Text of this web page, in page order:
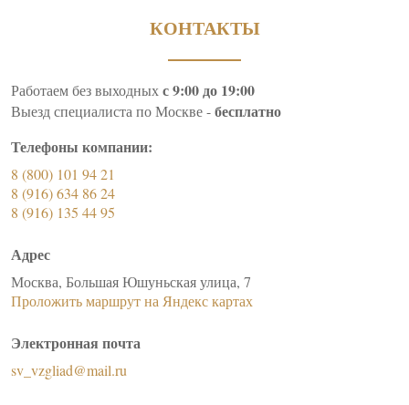
КОНТАКТЫ
Работаем без выходныхс 9:00 до 19:00
Выезд специалиста по Москве -бесплатно
Телефоны компании:
8 (800) 101 94 21
8 (916) 634 86 24
8 (916) 135 44 95
Адрес
Москва, Большая Юшуньская улица, 7
Проложить маршрут на Яндекс картах
Электронная почта
sv_vzgliad@mail.ru